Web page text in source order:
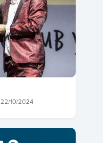
22/10/2024